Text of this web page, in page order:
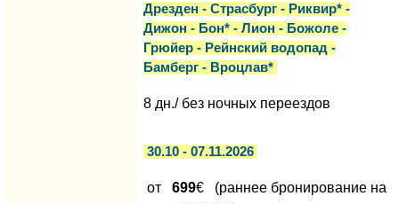
Дрезден - Страсбург - Риквир* -
Дижон - Бон* - Лион - Божоле -
Грюйер - Рейнский водопад -
Бамберг - Вроцлав*
8 дн./ без ночных переездов
30.10 - 07.11.2026
от 699€ (раннее бронирование на